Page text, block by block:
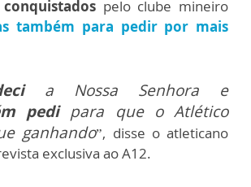
pelo clube mineiro
também para pedir por mais
a Nossa Senhora e
pedi para que o Atlético
ganhando”, disse o atleticano
exclusiva ao A12.